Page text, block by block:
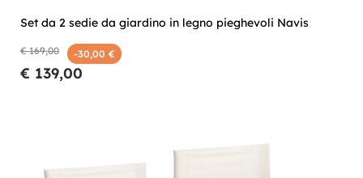
Set da 2 sedie da giardino in legno pieghevoli Navis
€ 169,00 -30,00 €
€ 139,00